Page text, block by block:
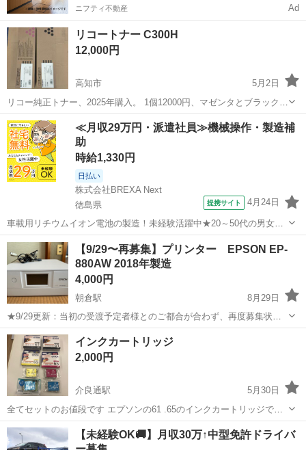
ニフティ不動産 Ad
リコートナー C300H
12,000円
高知市
5月2日
リコー純正トナー、2025年購入。 1個12000円、マゼンタとブラックの
セットで23000円の格安で！
高知 高知市 プリンター マゼンタ
≪月収29万円・派遣社員≫機械操作・製造補
助
時給1,330円
日払い
株式会社BREXA Next
徳島県
提携サイト 4月24日
車載用リチウムイオン電池の製造！未経験活躍中★20～50代の男女活
躍中！寮費無料★備品付き1R寮完備！自宅からマイカー通勤OK！無料
駐車場完備◎正社員登用制度あり！《徳島県板野郡松茂町》 人気の工
場のお仕事 ◇車載用リチウ...
徳島 その他
【9/29〜再募集】プリンター EPSON EP-
880AW 2018年製造
4,000円
朝倉駅
8月29日
★9/29更新：当初の受渡予定者様とのご都合が合わず、再度募集状態
に戻しました。お気軽にご連絡ください。 ---------- エプソンのプリンタ
ーです。ここ１年半程は使用していません。 外側には汚れや経年の変
色が少し見ら...
高知 高知市 朝倉駅 プリンター
インクカートリッジ
2,000円
介良通駅
5月30日
全てセットのお値段です エプソンの61 .65のインクカートリッジです
新品 ブラック2個 イエロー2個 マゼラン（赤）2個 シアン （青）2個
高知 南国市 介良通駅 プリンター インクカートリッジ
【未経験OK🚚】月収30万↑中型免許ドライバ